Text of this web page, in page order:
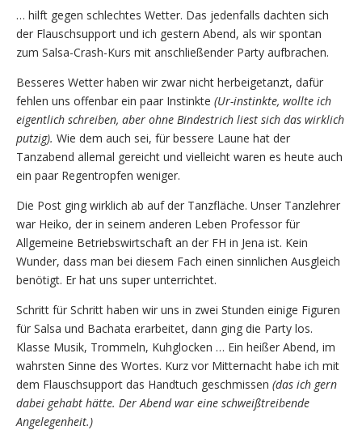
… hilft gegen schlechtes Wetter. Das jedenfalls dachten sich
der Flauschsupport und ich gestern Abend, als wir spontan
zum Salsa-Crash-Kurs mit anschließender Party aufbrachen.
Besseres Wetter haben wir zwar nicht herbeigetanzt, dafür
fehlen uns offenbar ein paar Instinkte (Ur-instinkte, wollte ich
eigentlich schreiben, aber ohne Bindestrich liest sich das wirklich
putzig). Wie dem auch sei, für bessere Laune hat der
Tanzabend allemal gereicht und vielleicht waren es heute auch
ein paar Regentropfen weniger.
Die Post ging wirklich ab auf der Tanzfläche. Unser Tanzlehrer
war Heiko, der in seinem anderen Leben Professor für
Allgemeine Betriebswirtschaft an der FH in Jena ist. Kein
Wunder, dass man bei diesem Fach einen sinnlichen Ausgleich
benötigt. Er hat uns super unterrichtet.
Schritt für Schritt haben wir uns in zwei Stunden einige Figuren
für Salsa und Bachata erarbeitet, dann ging die Party los.
Klasse Musik, Trommeln, Kuhglocken … Ein heißer Abend, im
wahrsten Sinne des Wortes. Kurz vor Mitternacht habe ich mit
dem Flauschsupport das Handtuch geschmissen (das ich gern
dabei gehabt hätte. Der Abend war eine schweißtreibende
Angelegenheit.)